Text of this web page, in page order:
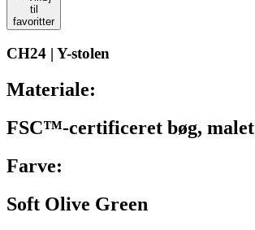
til
favoritter
CH24 | Y-stolen
Materiale:
FSC™-certificeret bøg, malet
Farve:
Soft Olive Green